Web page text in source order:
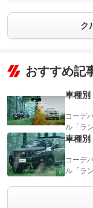
ク
おすすめ記
車種別
コーデ
ル「ラ
車種別
コーデ
ル「ラ